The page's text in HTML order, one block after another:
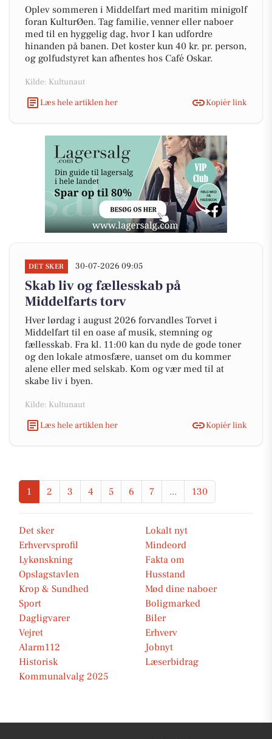
Oplev sommeren i Middelfart med maritim minigolf
foran KulturØen. Tag familie, venner eller naboer
med til en hyggelig dag, hvor I kan udfordre
hinanden på banen. Det koster kun 40 kr. pr. person,
og golfudstyret kan afhentes hos Café Oskar.
Kilde: Kultunaut
Læs hele artiklen her
Kopiér link
DET SKER 30-07-2026 09:05
Skab liv og fællesskab på
Middelfarts torv
Hver lørdag i august 2026 forvandles Torvet i
Middelfart til en oase af musik, stemning og
fællesskab. Fra kl. 11:00 kan du nyde de gode toner
og den lokale atmosfære, uanset om du kommer
alene eller med selskab. Kom og vær med til at
skabe liv i byen.
Kilde: Kultunaut
Læs hele artiklen her
Kopiér link
1 2 3 4 5 6 7 ... 130
Det sker
Lokalt nyt
Erhvervsprofil
Mindeord
Lykønskning
Fakta om
Opslagstavlen
Husstand
Krop & Sundhed
Mød dine naboer
Sport
Boligmarked
Dagligvarer
Biler
Vejret
Erhverv
Alarm112
Jobnyt
Historisk
Læserbidrag
Kommunalvalg 2025